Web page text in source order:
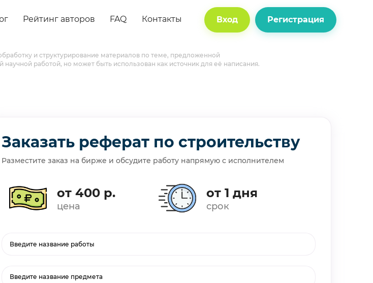
Рейтинг авторов FAQ Контакты Регистрация
Вход
и структурирование материалов по теме, предложенной
научной работой, но может быть использован как источник для её написания.
Заказать реферат по строительству
Разместите заказ на бирже и обсудите работу напрямую с исполнителем
от 400 р.
цена
от 1 дня
срок
Введите название предмета